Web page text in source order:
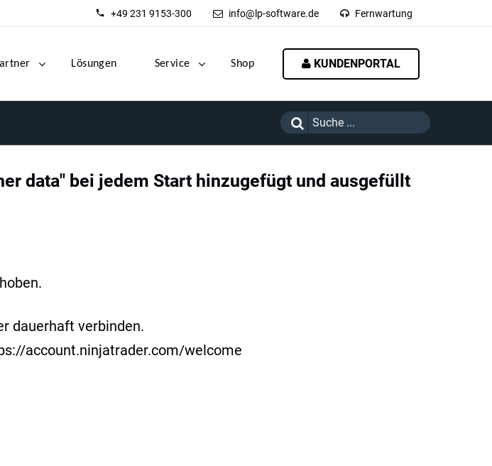
+49 231 9153-300 info@lp-software.de Fernwartung
Lösungen Service Shop KUNDENPORTAL
data" bei jedem Start hinzugefügt und ausgefüllt
dauerhaft verbinden.
account.ninjatrader.com/welcome